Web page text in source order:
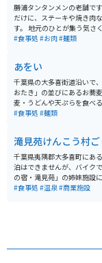
勝浦タンタンメンの老舗で
だけに、ステーキや焼き肉
す。 地元のひとが集う気さ
と混みます。子連れで訪れ
#食事処 #お肉#麺類
あをい
千葉県の大多喜街道沿いで
おたき」の並びにあるお蕎
麦・うどんや天ぷらを食べ
市原鶴舞インターと勝浦市
ます。隣にファミリーマー
いでに買い物もしたい時な
#食事処 #麺類
滝見苑けんこう村
千葉県夷隅郡大多喜町にあ
泊はできませんが、バイク
の宿・滝見苑」の姉妹施設になって
からバイクで30分ほどの距
でには、ちょっとした山道
#食事処 #温泉#商業施設